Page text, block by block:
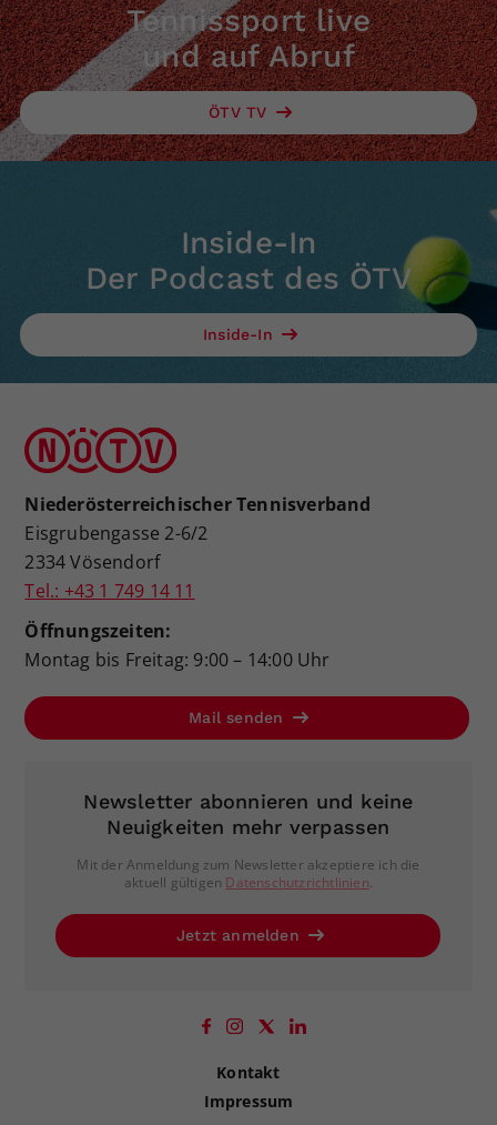
Tennissport live
und auf Abruf
ÖTV TV
Inside-In
Der Podcast des ÖTV
Inside-In
Niederösterreichischer Tennisverband
Eisgrubengasse 2-6/2
2334 Vösendorf
Tel.: +43 1 749 14 11
Öffnungszeiten:
Montag bis Freitag: 9:00 – 14:00 Uhr
Mail senden
Newsletter abonnieren und keine
Neuigkeiten mehr verpassen
Mit der Anmeldung zum Newsletter akzeptiere ich die
aktuell gültigen Datenschutzrichtlinien.
Jetzt anmelden
Kontakt
Impressum